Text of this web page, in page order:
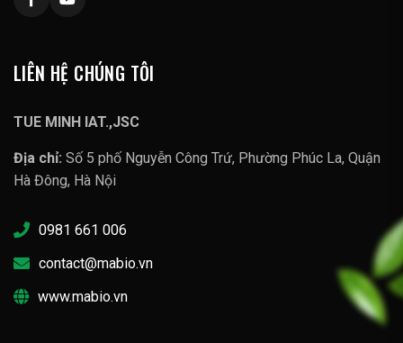
LIÊN HỆ CHÚNG TÔI
TUE MINH IAT.,JSC
Địa chỉ: Số 5 phố Nguyễn Công Trứ, Phường Phúc La, Quận
Hà Đông, Hà Nội
0981 661 006
contact@mabio.vn
www.mabio.vn